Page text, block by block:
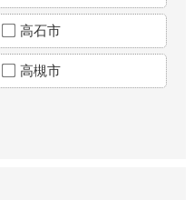
高石市
高槻市